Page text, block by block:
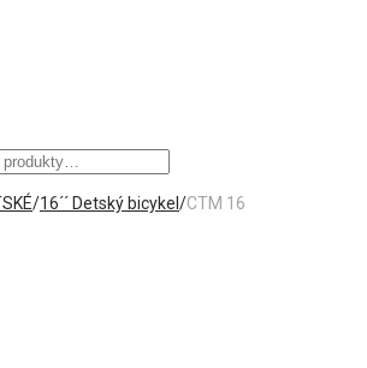
/16´´ Detský bicykel /CTM 16